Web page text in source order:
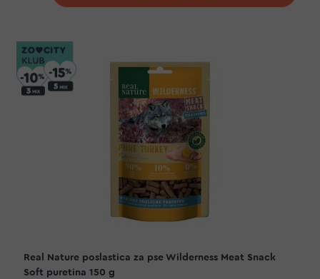
Real Nature poslastica za pse Wilderness Meat Snack
Soft puretina 150 g